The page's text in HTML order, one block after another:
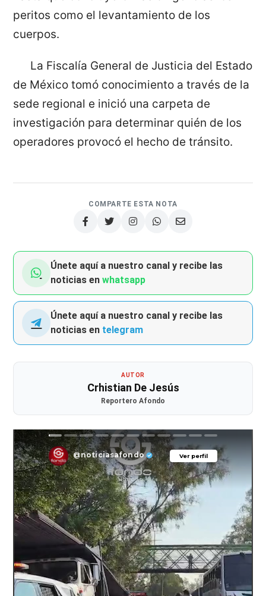
peritos como el levantamiento de los
cuerpos.
La Fiscalía General de Justicia del Estado
de México tomó conocimiento a través de la
sede regional e inició una carpeta de
investigación para determinar quién de los
operadores provocó el hecho de tránsito.
COMPARTE ESTA NOTA
Únete aquí a nuestro canal y recibe las
noticias enwhatsapp
Únete aquí a nuestro canal y recibe las
noticias en telegram
AUTOR
Crhistian De Jesús
Reportero Afondo
Ver perfil
@noticiasafondo Ver perfil